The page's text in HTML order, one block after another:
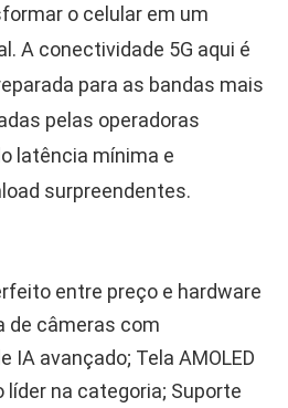
o celular em um
A conectividade 5G aqui é
para as bandas mais
pelas operadoras
latência mínima e
surpreendentes.
entre preço e hardware
de câmeras com
IA avançado; Tela AMOLED
líder na categoria; Suporte